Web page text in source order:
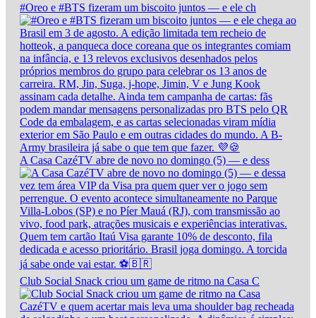
#Oreo e #BTS fizeram um biscoito juntos — e ele ch
A Casa CazéTV abre de novo no domingo (5) — e dess
Club Social Snack criou um game de ritmo na Casa C